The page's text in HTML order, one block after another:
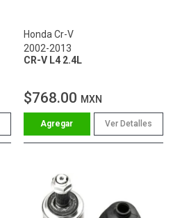
Honda Cr-V
2002-2013
CR-V L4 2.4L
$768.00 MXN
Ver Detalles